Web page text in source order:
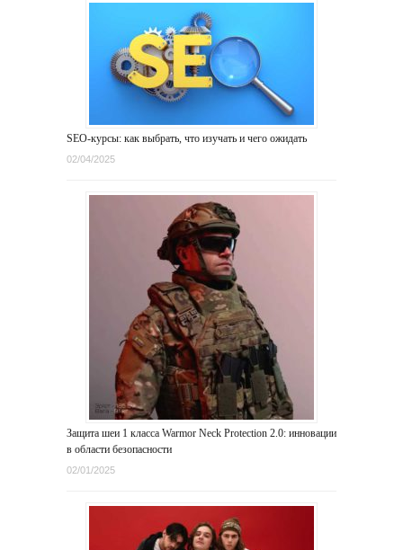
SEO-курсы: как выбрать, что изучать и чего ожидать
02/04/2025
Защита шеи 1 класса Warmor Neck Protection 2.0: инновации
в области безопасности
02/01/2025